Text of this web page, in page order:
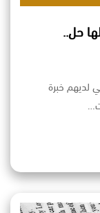
حل..
لديهم خبرة